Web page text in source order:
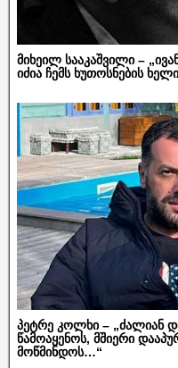
მიხეილ სააკაშვილი –
იძია ჩემს ხუთოსნების
პეტრე კოლხი – „ძალიან
წამოაყენოს, მშიერი
მოწმინდოს…“